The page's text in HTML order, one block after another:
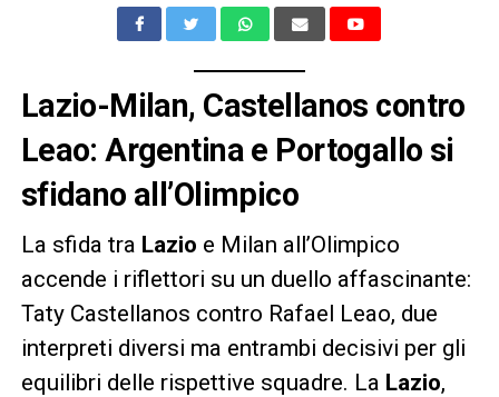
Lazio-Milan, Castellanos contro
Leao: Argentina e Portogallo si
sfidano all’Olimpico
La sfida tra Lazio e Milan all’Olimpico
accende i riflettori su un duello affascinante:
Taty Castellanos contro Rafael Leao, due
interpreti diversi ma entrambi decisivi per gli
equilibri delle rispettive squadre. La Lazio,